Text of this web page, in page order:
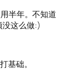
半年。不知道
没这么做:)
基础。